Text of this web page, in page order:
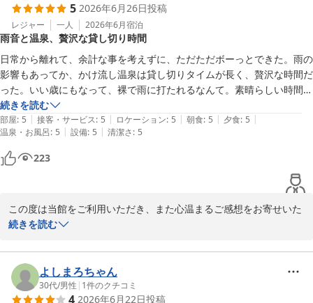
しました。お客様の思い出に残るご旅行のお手伝いができましたこ
とは、私どもにとりましても大きな喜びでございます。
これからも、お越しいただく皆様に心からお寛ぎいただける宿を目
指し、より一層のおもてなしに努めてまいります。ぜひ季節を変え
てお越しいただき、四季折々の景色や旬のお料理とともに、温泉を
お楽しみいただけますと幸いです。
この度はご宿泊ならびに素敵なご投稿をありがとうございました。
またのお越しをスタッフ一同、心よりお待ち申し上げております。
玉造温泉 湯之助の宿 長楽園
2026-07-09
5 2026年6月26日投稿
レジャー 一人 2026年6月宿泊
雨音と温泉、贅沢な貸し切り時間
日常から離れて、余計な事を考えずに、ただただボーっとできた。雨の
影響もあってか、かけ流し温泉は貸し切りタイムが長く、贅沢な時間だ
った。いい歳にもなって、裸で雨に打たれるなんて。素晴らしい時間を
過ごしました。
続きを読む
部屋: 5 | 接客・サービス: 5 | ロケーション: 5 | 朝食: 5 | 夕食: 5 |
温泉・お風呂: 5 | 設備: 5 | 清潔さ: 5
223
この度は当館をご利用いただき、また心温まるご感想をお寄せいた
だきまして誠にありがとうございます。
り、源泉かけ流しの温泉でゆったりとしたお時間をお過ごしいただ
けたご様子を大変嬉しく拝読いたしました。
雨音に耳を傾けながら、何も考えずにただ温泉に身を委ねるひとと
続きを読む
よしまろちゃん
30代/男性 | 1件のクチコミ
4 2026年6月22日投稿